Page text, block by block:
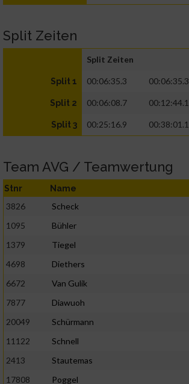
Split Zeiten
Split Zeiten
Split 1 00:06:35.3 00:06:35.3
Split 2 00:06:08.7 00:12:44.1
Split 3 00:25:16.9 00:38:01.1
Team AVG / Teamwertung
Stnr Name
3826 Scheck
1095
Bühler
1379
Tiegel
4698
Diethers
6672
Van Gulik
7877
Diawuoh
20049
Schürmann
11122
Schnell
2413
Stautemas
17808
Poggel